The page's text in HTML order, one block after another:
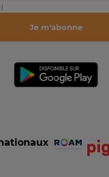
Je m'abonne